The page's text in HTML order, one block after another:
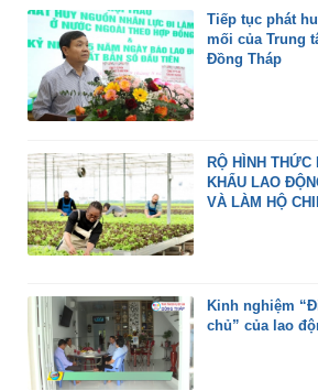
Tiếp tục phát
mối của Trung
Đồng Tháp
RỘ HÌNH
KHẨU LAO
VÀ LÀM HỘ
Kinh nghiệm
chủ” của lao